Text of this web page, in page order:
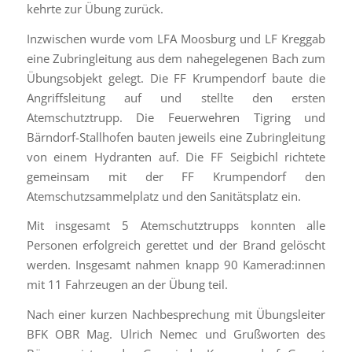
kehrte zur Übung zurück.
Inzwischen wurde vom LFA Moosburg und LF Kreggab
eine Zubringleitung aus dem nahegelegenen Bach zum
Übungsobjekt gelegt. Die FF Krumpendorf baute die
Angriffsleitung auf und stellte den ersten
Atemschutztrupp. Die Feuerwehren Tigring und
Bärndorf-Stallhofen bauten jeweils eine Zubringleitung
von einem Hydranten auf. Die FF Seigbichl richtete
gemeinsam mit der FF Krumpendorf den
Atemschutzsammelplatz und den Sanitätsplatz ein.
Mit insgesamt 5 Atemschutztrupps konnten alle
Personen erfolgreich gerettet und der Brand gelöscht
werden. Insgesamt nahmen knapp 90 Kamerad:innen
mit 11 Fahrzeugen an der Übung teil.
Nach einer kurzen Nachbesprechung mit Übungsleiter
BFK OBR Mag. Ulrich Nemec und Grußworten des